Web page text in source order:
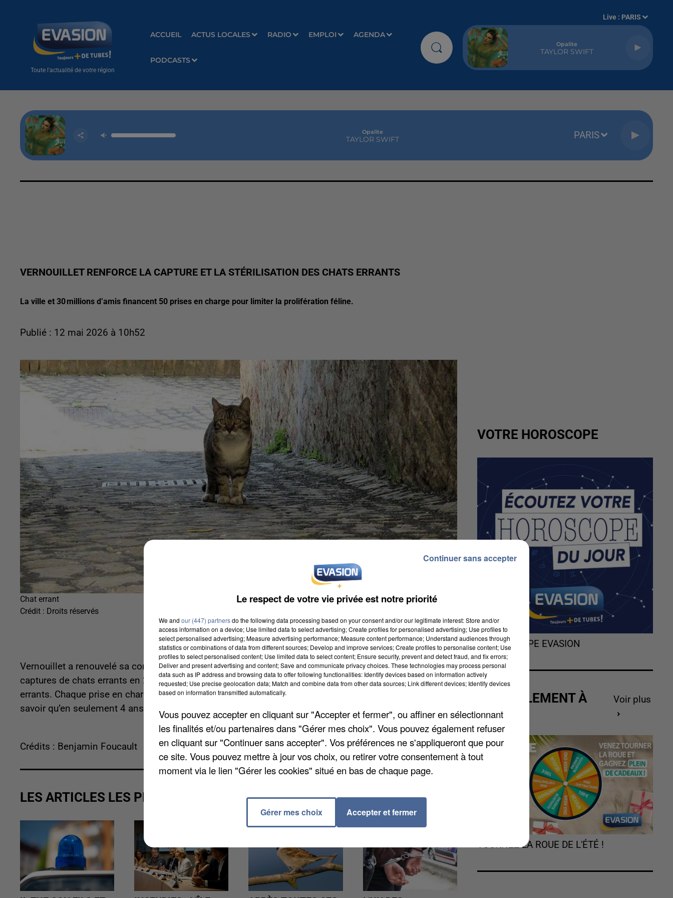
Toute l'actualité de votre région
ACCUEIL ACTUS LOCALES RADIO EMPLOI AGENDA
PODCASTS
Live : PARIS
Opalite
TAYLOR SWIFT
Opalite
TAYLOR SWIFT PARIS
VERNOUILLET RENFORCE LA CAPTURE ET LA STÉRILISATION DES CHATS ERRANTS
La ville et 30 millions d’amis financent 50 prises en charge pour limiter la prolifération féline.
Publié : 12 mai 2026 à 10h52
Chat errant
Crédit : Droits réservés
Vernouillet a renouvelé sa convention avec 30 millions d’amis. La nouvelle porte à 50, le nombre de
captures de chats errants en 2026. Un accord qui implique l’identification et la stérilisation des chats
errants. Chaque prise en charge sera financée à 50 % par la fondation et l’autre moitié par la ville. Il faut
savoir qu’en seulement 4 ans 1 seul couple de chat peut engendrer 20 000 individus.
Crédits : Benjamin Foucault
LES ARTICLES LES PLUS VUS
VOTRE HOROSCOPE
L'HOROSCOPE EVASION
ACTUELLEMENT À
GAGNER
Voir plus
TOURNEZ LA ROUE DE L'ÉTÉ !
Le respect de votre vie privée est notre priorité
We and our (447) partnersdo the following data processing based on your consent and/or our legitimate interest: Store and/or
access information on a device; Use limited data to select advertising; Create profiles for personalised advertising; Use profiles to
select personalised advertising; Measure advertising performance; Measure content performance; Understand audiences through
statistics or combinations of data from different sources; Develop and improve services; Create profiles to personalise content; Use
profiles to select personalised content; Use limited data to select content; Ensure security, prevent and detect fraud, and fix errors;
Deliver and present advertising and content; Save and communicate privacy choices. These technologies may process personal
data such as IP address and browsing data to offer following functionalities: Identify devices based on information actively
requested; Use precise geolocation data; Match and combine data from other data sources; Link different devices; Identify devices
based on information transmitted automatically.
Vous pouvez accepter en cliquant sur "Accepter et fermer", ou affiner en sélectionnant
les finalités et/ou partenaires dans "Gérer mes choix". Vous pouvez également refuser
en cliquant sur "Continuer sans accepter". Vos préférences ne s'appliqueront que pour
ce site. Vous pouvez mettre à jour vos choix, ou retirer votre consentement à tout
moment via le lien "Gérer les cookies" situé en bas de chaque page.
Gérer mes choix Accepter et fermer
Continuer sans accepter